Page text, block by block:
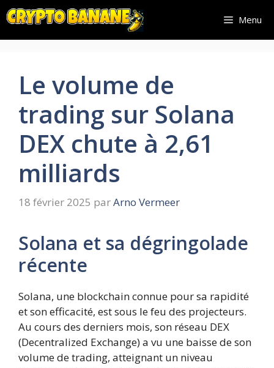
Aller
au
contenu
Menu
Le volume de
trading sur Solana
DEX chute à 2,61
milliards
18 février 2025 parArno Vermeer
Solana et sa dégringolade
récente
Solana, une blockchain connue pour sa rapidité
et son efficacité, est sous le feu des projecteurs.
Au cours des derniers mois, son réseau DEX
(Decentralized Exchange) a vu une baisse de son
volume de trading, atteignant un niveau